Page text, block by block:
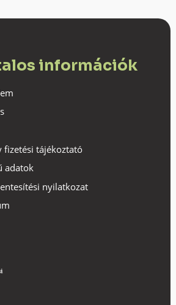
információk
fizetési tájékoztató
adatok
nyilatkozat